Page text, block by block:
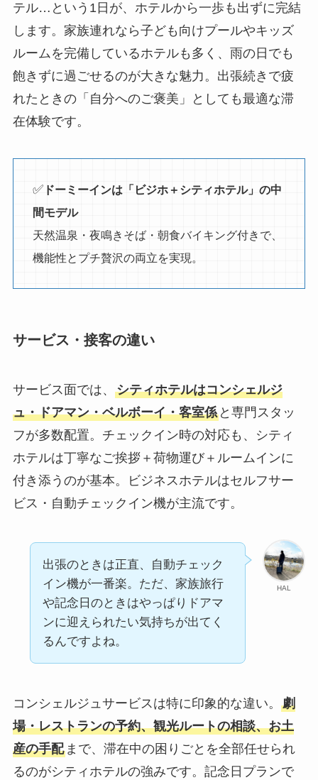
テル…という1日が、ホテルから一歩も出ずに完結
します。家族連れなら子ども向けプールやキッズ
ルームを完備しているホテルも多く、雨の日でも
飽きずに過ごせるのが大きな魅力。出張続きで疲
れたときの「自分へのご褒美」としても最適な滞
在体験です。
✅ドーミーインは「ビジホ＋シティホテル」の中
間モデル
天然温泉・夜鳴きそば・朝食バイキング付きで、
機能性とプチ贅沢の両立を実現。
サービス・接客の違い
サービス面では、 シティホテルはコンシェルジ
ュ・ドアマン・ベルボーイ・客室係と専門スタッ
フが多数配置。チェックイン時の対応も、シティ
ホテルは丁寧なご挨拶＋荷物運び＋ルームインに
付き添うのが基本。ビジネスホテルはセルフサー
ビス・自動チェックイン機が主流です。
HAL
出張のときは正直、自動チェック
イン機が一番楽。ただ、家族旅行
や記念日のときはやっぱりドアマ
ンに迎えられたい気持ちが出てく
るんですよね。
コンシェルジュサービスは特に印象的な違い。 劇
場・レストランの予約、観光ルートの相談、お土
産の手配まで、滞在中の困りごとを全部任せられ
るのがシティホテルの強みです。記念日プランで